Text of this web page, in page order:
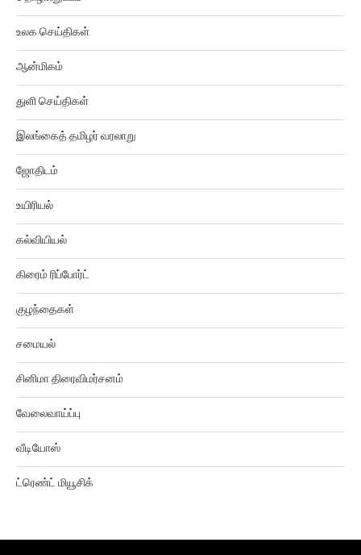
உலக செய்திகள்
ஆன்மிகம்
துளி செய்திகள்
இலங்கைத் தமிழர் வரலாறு
ஜோதிடம்
உயிரியல்
கல்வியியல்
கிரைம் ரிப்போர்ட்
குழந்தைகள்
சமையல்
சினிமா திரைவிமர்சனம்
வேலைவாய்ப்பு
வீடியோஸ்
ட்ரெண்ட் மியூசிக்